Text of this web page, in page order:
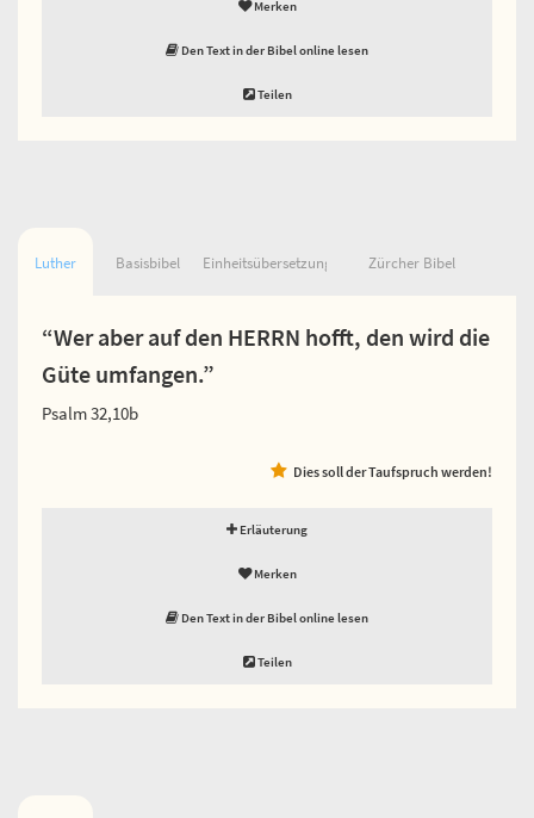
Merken
Den Text in der Bibel online lesen
Teilen
Luther Basisbibel Einheitsübersetzung Zürcher Bibel
“Wer aber auf den HERRN hofft, den wird die
Güte umfangen.”
Psalm 32,10b
Dies soll der Taufspruch werden!
Erläuterung
Merken
Den Text in der Bibel online lesen
Teilen